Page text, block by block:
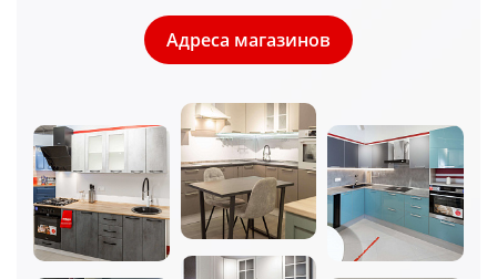
Адреса магазинов